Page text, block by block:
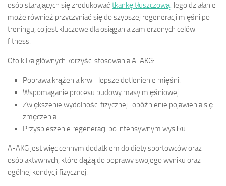
osób starających się zredukować tkankę tłuszczową. Jego działanie
może również przyczyniać się do szybszej regeneracji mięśni po
treningu, co jest kluczowe dla osiągania zamierzonych celów
fitness.
Oto kilka głównych korzyści stosowania A-AKG:
Poprawa krążenia krwi i lepsze dotlenienie mięśni.
Wspomaganie procesu budowy masy mięśniowej.
Zwiększenie wydolności fizycznej i opóźnienie pojawienia się
zmęczenia.
Przyspieszenie regeneracji po intensywnym wysiłku.
A-AKG jest więc cennym dodatkiem do diety sportowców oraz
osób aktywnych, które dążą do poprawy swojego wyniku oraz
ogólnej kondycji fizycznej.